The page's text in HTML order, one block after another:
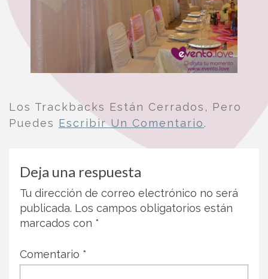
Los Trackbacks Están Cerrados, Pero
Puedes Escribir Un Comentario.
Deja una respuesta
Tu dirección de correo electrónico no será
publicada. Los campos obligatorios están
marcados con *
Comentario *